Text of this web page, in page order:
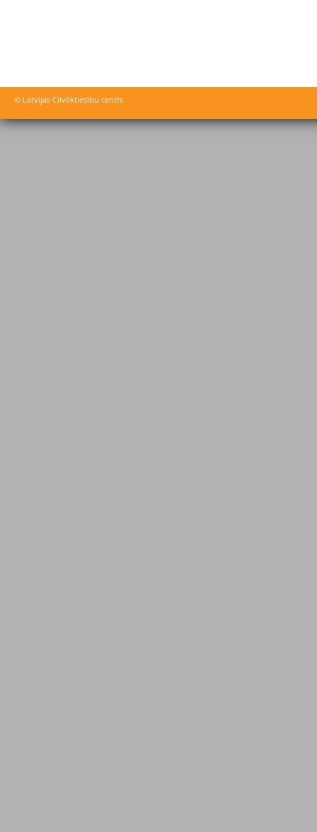
© Latvijas Cilvēktiesību centrs